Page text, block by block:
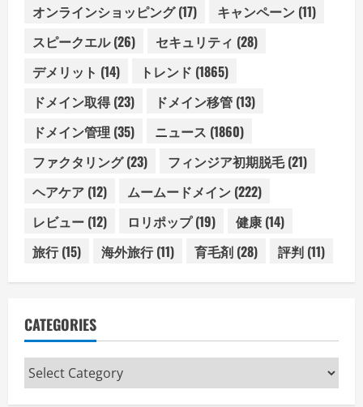
オンラインショッピング(17) キャンペーン (11)
スピークエル(26) セキュリティ (28)
デメリット (14) トレンド (1865)
ドメイン取得(23) ドメイン移管 (13)
ドメイン管理 (35) ニュース (1860)
ファクタリング(23) フィンジア初期脱毛(21)
ヘアケア (12) ムームードメイン (222)
レビュー (12) ロリポップ(19) 健康 (14)
旅行(15) 海外旅行(11) 育毛剤 (28) 評判 (11)
CATEGORIES
Categories